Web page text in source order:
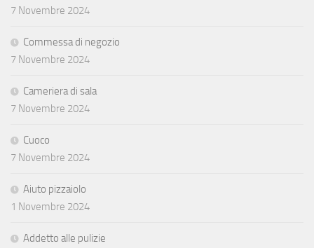
7 Novembre 2024
Commessa di negozio
7 Novembre 2024
Cameriera di sala
7 Novembre 2024
Cuoco
7 Novembre 2024
Aiuto pizzaiolo
1 Novembre 2024
Addetto alle pulizie